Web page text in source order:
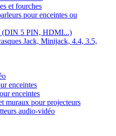
et fourches
pour enceintes ou
(DIN 5 PIN, HDMI...)
Jack, Minijack, 4.4, 3.5,
enceintes
enceintes
muraux pour projecteurs
audio-vidéo